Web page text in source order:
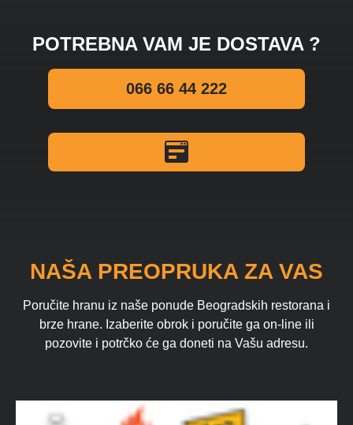
POTREBNA VAM JE DOSTAVA ?
066 66 44 222
NAŠA PREOPRUKA ZA VAS
Poručite hranu iz naše ponude Beogradskih restorana i
brze hrane. Izaberite obrok i poručite ga on-line ili
pozovite i potrčko će ga doneti na Vašu adresu.